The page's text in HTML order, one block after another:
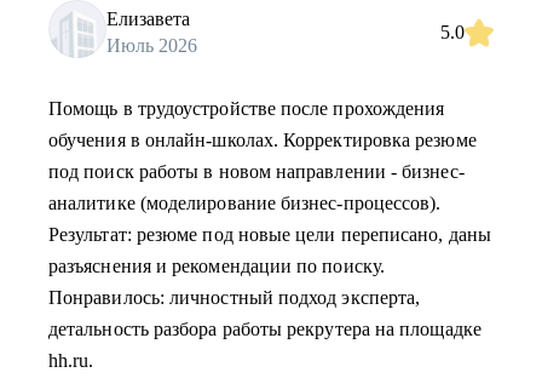
Елизавета
Июль 2026
5.0
Помощь в трудоустройстве после прохождения
обучения в онлайн-школах. Корректировка резюме
под поиск работы в новом направлении - бизнес-
аналитике (моделирование бизнес-процессов).
Результат: резюме под новые цели переписано, даны
разъяснения и рекомендации по поиску.
Понравилось: личностный подход эксперта,
детальность разбора работы рекрутера на площадке
hh.ru.